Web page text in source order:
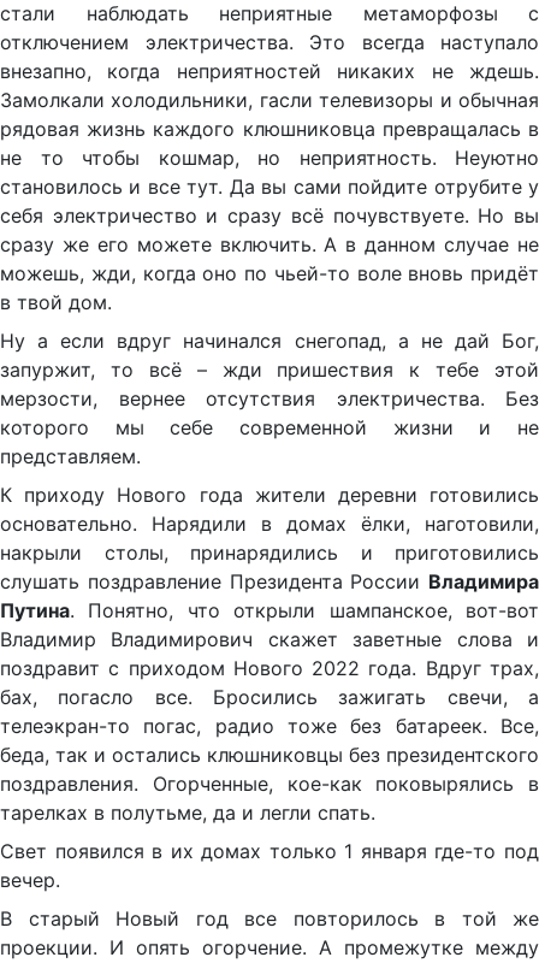
стали наблюдать неприятные метаморфозы с
отключением электричества. Это всегда наступало
внезапно, когда неприятностей никаких не ждешь.
Замолкали холодильники, гасли телевизоры и обычная
рядовая жизнь каждого клюшниковца превращалась в
не то чтобы кошмар, но неприятность. Неуютно
становилось и все тут. Да вы сами пойдите отрубите у
себя электричество и сразу всё почувствуете. Но вы
сразу же его можете включить. А в данном случае не
можешь, жди, когда оно по чьей-то воле вновь придёт
в твой дом.
Ну а если вдруг начинался снегопад, а не дай Бог,
запуржит, то всё – жди пришествия к тебе этой
мерзости, вернее отсутствия электричества. Без
которого мы себе современной жизни и не
представляем.
К приходу Нового года жители деревни готовились
основательно. Нарядили в домах ёлки, наготовили,
накрыли столы, принарядились и приготовились
слушать поздравление Президента России Владимира
Путина. Понятно, что открыли шампанское, вот-вот
Владимир Владимирович скажет заветные слова и
поздравит с приходом Нового 2022 года. Вдруг трах,
бах, погасло все. Бросились зажигать свечи, а
телеэкран-то погас, радио тоже без батареек. Все,
беда, так и остались клюшниковцы без президентского
поздравления. Огорченные, кое-как поковырялись в
тарелках в полутьме, да и легли спать.
Свет появился в их домах только 1 января где-то под
вечер.
В старый Новый год все повторилось в той же
проекции. И опять огорчение. А промежутке между